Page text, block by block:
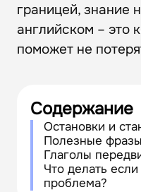
границей, знание
английском – это
поможет не
Содержание
Остановки и
Полезные
Глаголы
Что делать
проблема?